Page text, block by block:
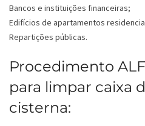
Bancos e instituições financeiras;
Edifícios de apartamentos
Repartições públicas.
Procedimento
para limpar caixa
cisterna: